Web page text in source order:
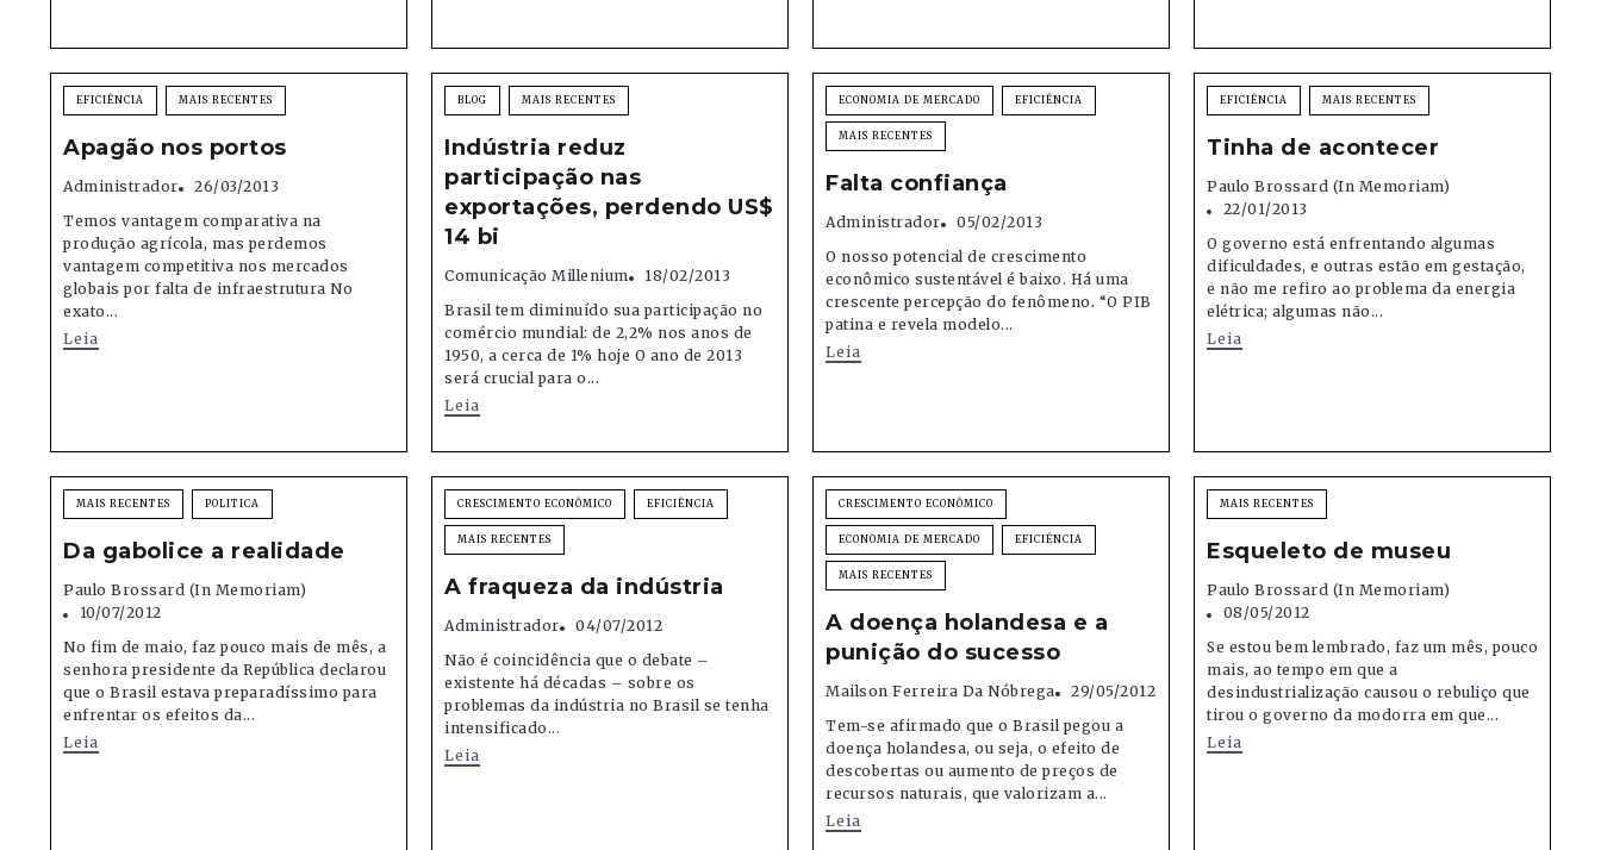
EFICIÊNCIA MAIS RECENTES
Apagão nos portos
Administrador
26/03/2013
Temos vantagem comparativa na
produção agrícola, mas perdemos
vantagem competitiva nos mercados
globais por falta de infraestrutura No
exato...
Leia
BLOG MAIS RECENTES
Indústria reduz
participação nas
exportações, perdendo US$
14 bi
Comunicação Millenium
18/02/2013
Brasil tem diminuído sua participação no
comércio mundial: de 2,2% nos anos de
1950, a cerca de 1% hoje O ano de 2013
será crucial para o...
Leia
ECONOMIA DE MERCADO EFICIÊNCIA
MAIS RECENTES
Falta confiança
Administrador
05/02/2013
O nosso potencial de crescimento
econômico sustentável é baixo. Há uma
crescente percepção do fenômeno. “O PIB
patina e revela modelo...
Leia
EFICIÊNCIA MAIS RECENTES
Tinha de acontecer
Paulo Brossard (in Memoriam)
22/01/2013
O governo está enfrentando algumas
dificuldades, e outras estão em gestação,
e não me refiro ao problema da energia
elétrica; algumas não...
Leia
MAIS RECENTES POLITICA
Da gabolice a realidade
Paulo Brossard (in Memoriam)
10/07/2012
No fim de maio, faz pouco mais de mês, a
senhora presidente da República declarou
que o Brasil estava preparadíssimo para
enfrentar os efeitos da...
Leia
CRESCIMENTO ECONÔMICO EFICIÊNCIA
MAIS RECENTES
A fraqueza da indústria
Administrador
04/07/2012
Não é coincidência que o debate –
existente há décadas – sobre os
problemas da indústria no Brasil se tenha
intensificado...
Leia
CRESCIMENTO ECONÔMICO
ECONOMIA DE MERCADO EFICIÊNCIA
MAIS RECENTES
A doença holandesa e a
punição do sucesso
Mailson Ferreira Da Nóbrega
29/05/2012
Tem-se afirmado que o Brasil pegou a
doença holandesa, ou seja, o efeito de
descobertas ou aumento de preços de
recursos naturais, que valorizam a...
Leia
MAIS RECENTES
Esqueleto de museu
Paulo Brossard (in Memoriam)
08/05/2012
Se estou bem lembrado, faz um mês, pouco
mais, ao tempo em que a
desindustrialização causou o rebuliço que
tirou o governo da modorra em que...
Leia